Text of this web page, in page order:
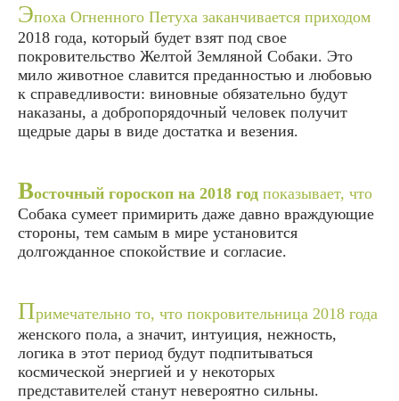
Эпоха Огненного Петуха заканчивается приходом
2018 года, который будет взят под свое
покровительство Желтой Земляной Собаки. Это
мило животное славится преданностью и любовью
к справедливости: виновные обязательно будут
наказаны, а добропорядочный человек получит
щедрые дары в виде достатка и везения.
Восточный гороскоп на 2018 год показывает, что
Собака сумеет примирить даже давно враждующие
стороны, тем самым в мире установится
долгожданное спокойствие и согласие.
Примечательно то, что покровительница 2018 года
женского пола, а значит, интуиция, нежность,
логика в этот период будут подпитываться
космической энергией и у некоторых
представителей станут невероятно сильны.